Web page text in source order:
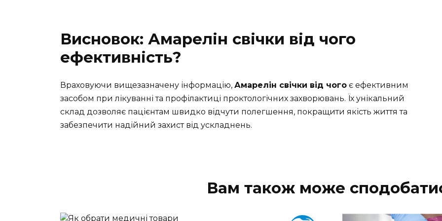
Висновок: Амарелін свічки від чого
ефективність?
Враховуючи вищезазначену інформацію, Амарелін свічки від чого є ефективним
засобом при лікуванні та профілактиці проктологічних захворювань. Їх унікальний
склад дозволяє пацієнтам швидко відчути полегшення, покращити якість життя та
забезпечити надійний захист від ускладнень.
Вам також може